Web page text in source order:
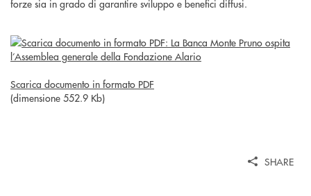
forze sia in grado di garantire sviluppo e benefici diffusi.
Scarica documento in formato PDF
(dimensione 552.9 Kb)
SHARE